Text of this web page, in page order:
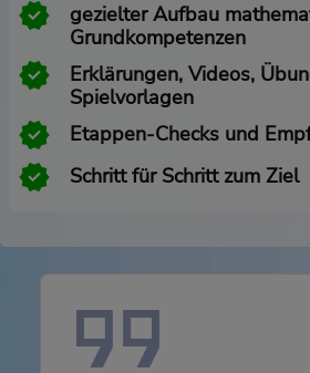
gezielter Aufbau
Grundkompetenzen
Erklärungen, Videos,
Spielvorlagen
Etappen-Checks und
Schritt für Schritt zum Ziel